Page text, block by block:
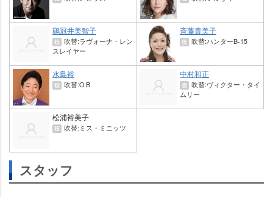
鷄冠井美智子
役 吹替:ラヴォーナ・レン
スレイヤー
斉藤貴美子
役 吹替:ハンターB-15
水島裕
役 吹替:O.B.
中村和正
役 吹替:ヴィクター・タイ
ムリー
松浦裕美子
役 吹替:ミス・ミニッツ
スタッフ